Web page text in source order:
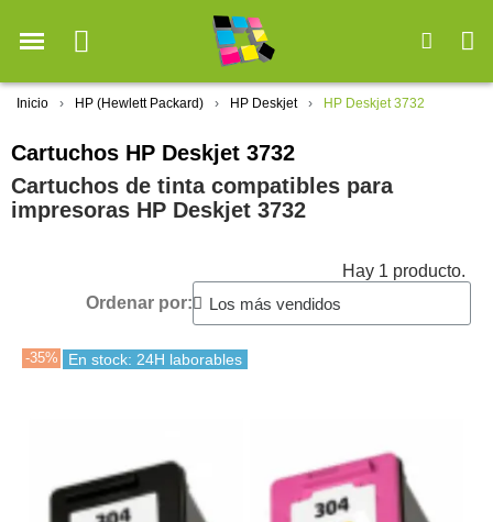
Inicio HP (Hewlett Packard) HP Deskjet HP Deskjet 3732
Cartuchos HP Deskjet 3732
Cartuchos de tinta compatibles para
impresoras HP Deskjet 3732
Hay 1 producto.
Ordenar por:
-35% En stock: 24H laborables